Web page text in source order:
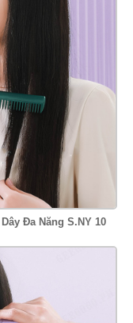
Đa Năng S.NY 10